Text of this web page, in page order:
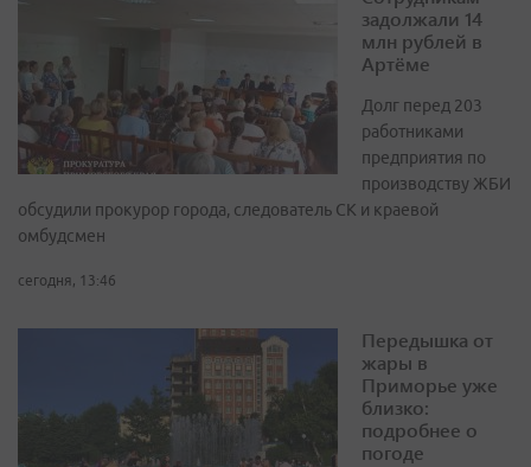
задолжали 14
млн рублей в
Артёме
Долг перед 203
работниками
предприятия по
производству ЖБИ
обсудили прокурор города, следователь СК и краевой
омбудсмен
сегодня, 13:46
Передышка от
жары в
Приморье уже
близко:
подробнее о
погоде